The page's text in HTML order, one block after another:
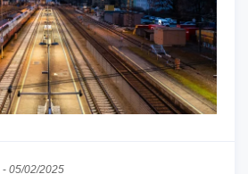
- 05/02/2025